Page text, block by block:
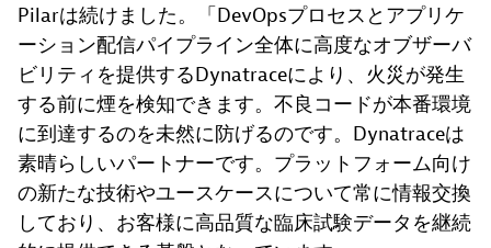
Pilarは続けました。「DevOpsプロセスとアプリケ
ーション配信パイプライン全体に高度なオブザーバ
ビリティを提供するDynatraceにより、火災が発生
する前に煙を検知できます。不良コードが本番環境
に到達するのを未然に防げるのです。Dynatraceは
素晴らしいパートナーです。プラットフォーム向け
の新たな技術やユースケースについて常に情報交換
しており、お客様に高品質な臨床試験データを継続